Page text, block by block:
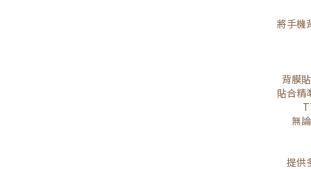
將手機
背膜
貼合精
無
提供